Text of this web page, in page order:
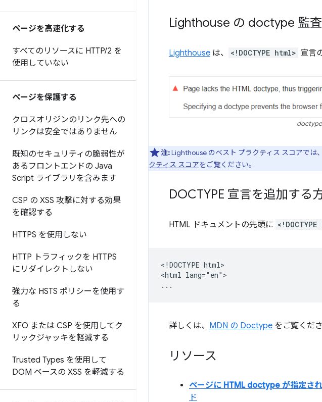
ページを高速化する
すべてのリソースに HTTP/2 を
使用していない
ページを保護する
クロスオリジンのリンク先への
リンクは安全ではありません
既知のセキュリティの脆弱性が
あるフロントエンドの Java
Script ライブラリを含みます
CSP の XSS 攻撃に対する効果
を確認する
HTTPS を使用しない
HTTP トラフィックを HTTPS
にリダイレクトしない
強力な HSTS ポリシーを使用す
る
XFO または CSP を使用してク
リックジャッキを軽減する
Trusted Types を使用して
DOM ベースの XSS を軽減する
Lighthouse の doctype 監
Lighthouse は、 <!DOCTYPE html> 宣言
doctype
注:Lighthouse のベスト プラクティス スコアでは
クティス スコアをご覧ください。
DOCTYPE 宣言を追加する
HTML ドキュメントの先頭に
<!DOCTYPE html>
<html lang="en">
詳しくは、 MDN の Doctype をご覧くださ
リソース
ページに HTML doctype が指定さ
ド